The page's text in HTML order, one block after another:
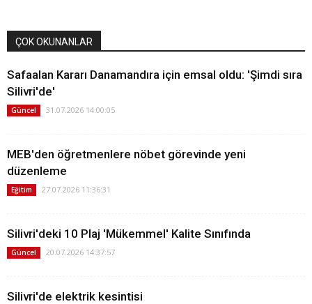
ÇOK OKUNANLAR
Safaalan Kararı Danamandıra için emsal oldu: 'Şimdi sıra
Silivri'de'
Güncel 31.07.2026 14:00:05
MEB'den öğretmenlere nöbet görevinde yeni
düzenleme
Eğitim 27.07.2026 11:36:31
Silivri'deki 10 Plaj 'Mükemmel' Kalite Sınıfında
Güncel 20.07.2026 14:37:57
Silivri'de elektrik kesintisi